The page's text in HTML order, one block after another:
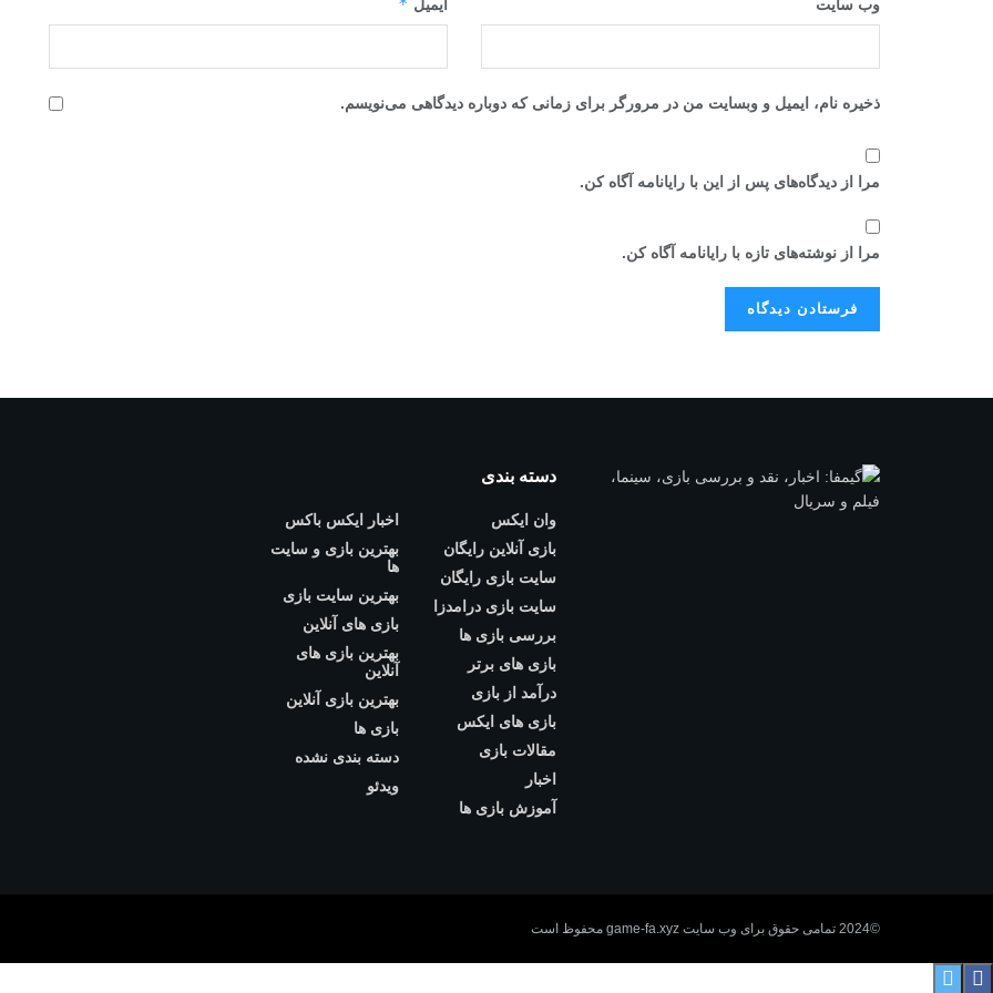
ایمیل وب‌ سایت
ذخیره نام، ایمیل و وبسایت من در مرورگر برای زمانی که دوباره دیدگاهی می‌نویسم.
مرا از دیدگاه‌های پس از این با رایانامه آگاه کن.
مرا از نوشته‌های تازه با رایانامه آگاه کن.
دسته بندی
وان ایکس
بازی آنلاین رایگان
سایت بازی رایگان
سایت بازی درامدزا
بررسی بازی ها
بازی های برتر
درآمد از بازی
بازی های ایکس
مقالات بازی
اخبار
آموزش بازی ها
اخبار ایکس باکس
بهترین بازی و سایت
ها
بهترین سایت بازی
بازی های آنلاین
بهترین بازی های
آنلاین
بهترین بازی آنلاین
بازی ها
دسته بندی نشده
ویدئو
©2024 تمامی حقوق برای وب سایت game-fa.xyz محفوظ است